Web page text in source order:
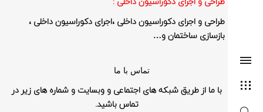
طراحی و اجرای دکوراسیون داخلی ،اجرای دکوراسیون داخلی ،
بازسازی ساختمان و…
تماس با ما
با ما از طریق شبکه های اجتماعی و وبسایت و شماره های زیر در
تماس باشید.